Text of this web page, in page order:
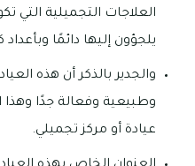
العلاجات التجميلية التي
يلجؤون إليها دائمًا وبأعداد
والجدير بالذكر أن هذه
وطبيعية وفعالة جدًا وهذا
عيادة أو مركز تجميلي.